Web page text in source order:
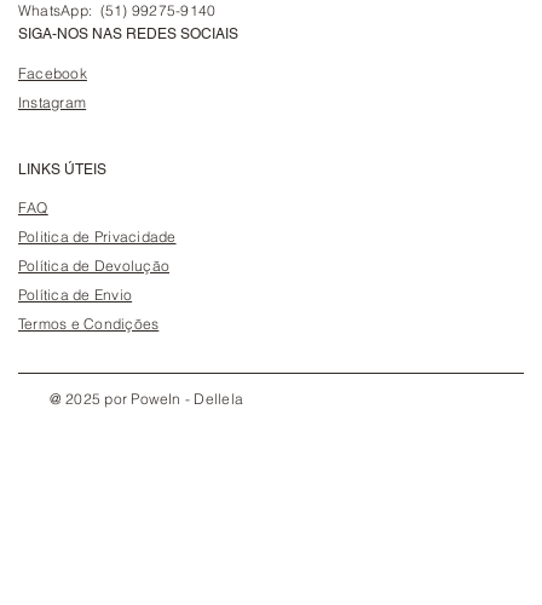
WhatsApp: (51) 99275-9140
SIGA-NOS NAS REDES SOCIAIS
Facebook
Instagram
LINKS ÚTEIS
FAQ
Politica de Privacidade
Política de Devolução
Política de Envio
Termos e Condições
@ 2025 por PoweIn - Dellela